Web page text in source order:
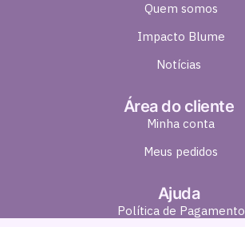
Quem somos
Impacto Blume
Notícias
Área do cliente
Minha conta
Meus pedidos
Ajuda
Política de Pagamento